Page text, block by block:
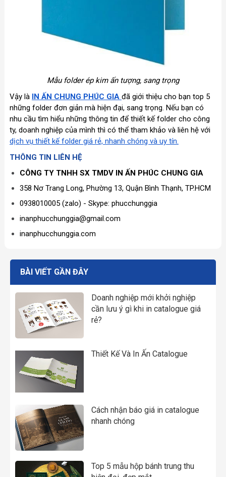
Mẫu folder ép kim ấn tượng, sang trọng
Vậy là IN ẤN CHUNG PHÚC GIA đã giới thiệu cho bạn top 5
những folder đơn giản mà hiện đại, sang trọng. Nếu bạn có
nhu cầu tìm hiểu những thông tin để thiết kế folder cho công
ty, doanh nghiệp của mình thì có thể tham khảo và liên hệ với
dịch vụ thiết kế folder giá rẻ, nhanh chóng và uy tín.
THÔNG TIN LIÊN HỆ
CÔNG TY TNHH SX TMDV IN ẤN PHÚC CHUNG GIA
358 Nơ Trang Long, Phường 13, Quận Bình Thạnh, TP.HCM
0938010005 (zalo) - Skype: phucchunggia
inanphucchunggia@gmail.com
inanphucchunggia.com
BÀI VIẾT GẦN ĐÂY
Doanh nghiệp mới khởi nghiệp
cần lưu ý gì khi in catalogue giá
rẻ?
Thiết Kế Và In Ấn Catalogue
Cách nhận báo giá in catalogue
nhanh chóng
Top 5 mẫu hộp bánh trung thu